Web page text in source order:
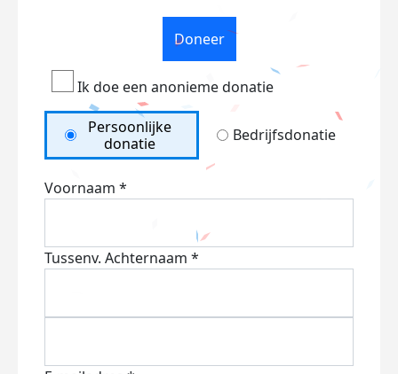
Doneer
Ik doe een anonieme donatie
Persoonlijke
donatie
Bedrijfsdonatie
Voornaam *
Tussenv. Achternaam *